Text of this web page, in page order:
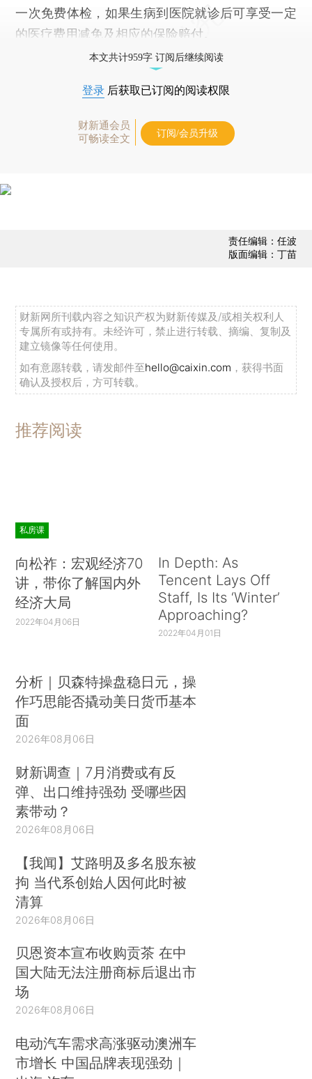
一次免费体检，如果生病到医院就诊后可享受一定
的医疗费用减免及相应的保险赔付。
本文共计959字 订阅后继续阅读
登录 后获取已订阅的阅读权限
财新通会员
可畅读全文
订阅/会员升级
责任编辑：任波
版面编辑：丁苗
财新网所刊载内容之知识产权为财新传媒及/或相关权利人
专属所有或持有。未经许可，禁止进行转载、摘编、复制及
建立镜像等任何使用。
如有意愿转载，请发邮件至hello@caixin.com ，获得书面
确认及授权后，方可转载。
推荐阅读
私房课
向松祚：宏观经济70
讲，带你了解国内外
经济大局
2022年04月06日
In Depth: As
Tencent Lays Off
Staff, Is Its ‘Winter’
Approaching?
2022年04月01日
分析｜贝森特操盘稳日元，操
作巧思能否撬动美日货币基本
面
2026年08月06日
财新调查｜7月消费或有反
弹、出口维持强劲 受哪些因
素带动？
2026年08月06日
【我闻】艾路明及多名股东被
拘 当代系创始人因何此时被
清算
2026年08月06日
贝恩资本宣布收购贡茶 在中
国大陆无法注册商标后退出市
场
2026年08月06日
电动汽车需求高涨驱动澳洲车
市增长 中国品牌表现强劲｜